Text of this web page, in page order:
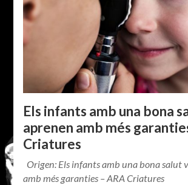
Els infants amb una bona
aprenen amb més
Criatures
Origen: Els infants amb una bona salut
amb més garanties – ARA Criatures